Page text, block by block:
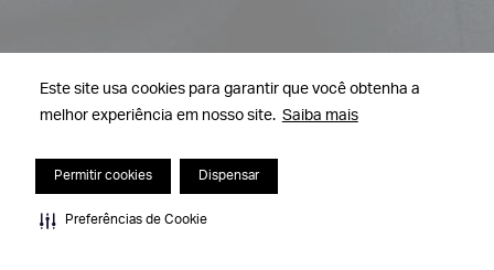
Este site usa cookies para garantir que você obtenha a
melhor experiência em nosso site. Saiba mais
Permitir cookies Dispensar
Preferências de Cookie